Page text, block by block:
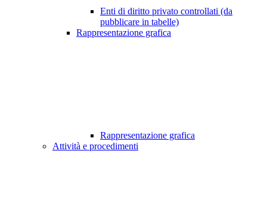
Enti di diritto privato controllati (da
pubblicare in tabelle)
Rappresentazione grafica
Rappresentazione grafica
Attività e procedimenti